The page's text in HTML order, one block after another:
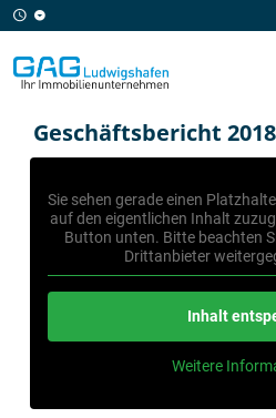
Geschäftsbericht 2018
Sie sehen gerade einen
auf den eigentlichen Inhalt
Button unten. Bitte beachten
Drittanbieter
Inhalt
Weitere